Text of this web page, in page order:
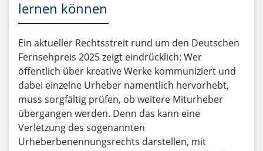
lernen können
Ein aktueller Rechtsstreit rund um den Deutschen
Fernsehpreis 2025 zeigt eindrücklich: Wer
öffentlich über kreative Werke kommuniziert und
dabei einzelne Urheber namentlich hervorhebt,
muss sorgfältig prüfen, ob weitere Miturheber
übergangen werden. Denn das kann eine
Verletzung des sogenannten
Urheberbenennungsrechts darstellen, mit